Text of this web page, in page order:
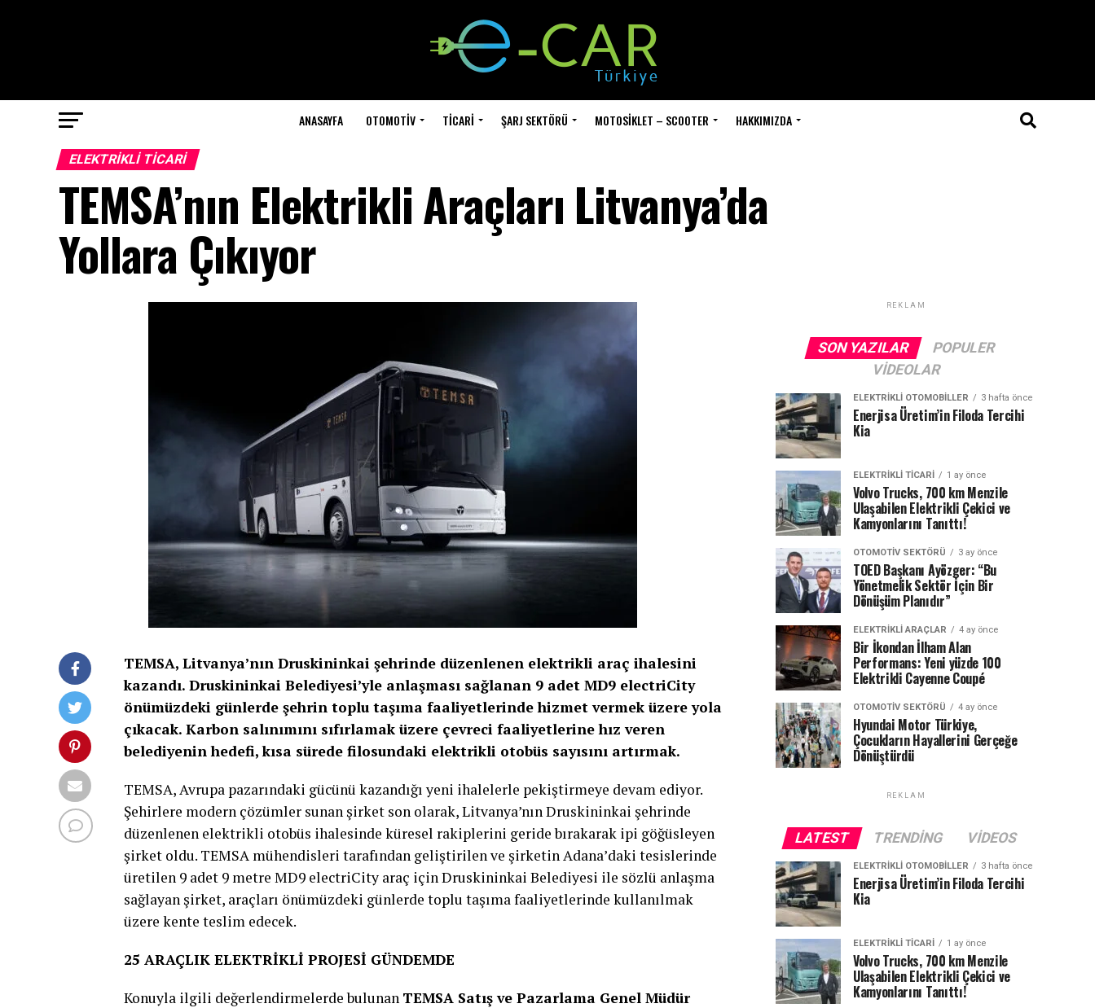
ANASAYFA OTOMOTIV TICARI ŞARJ SEKTÖRÜ MOTOSIKLET – SCOOTER HAKKIMIZDA
ELEKTRIKLI TICARI
TEMSA’nın Elektrikli Araçları Litvanya’da
Yollara Çıkıyor
TEMSA, Litvanya’nın Druskininkai şehrinde düzenlenen elektrikli araç ihalesini
kazandı. Druskininkai Belediyesi’yle anlaşması sağlanan 9 adet MD9 electriCity
önümüzdeki günlerde şehrin toplu taşıma faaliyetlerinde hizmet vermek üzere yola
çıkacak. Karbon salınımını sıfırlamak üzere çevreci faaliyetlerine hız veren
belediyenin hedefi, kısa sürede filosundaki elektrikli otobüs sayısını artırmak.
TEMSA, Avrupa pazarındaki gücünü kazandığı yeni ihalelerle pekiştirmeye devam ediyor.
Şehirlere modern çözümler sunan şirket son olarak, Litvanya’nın Druskininkai şehrinde
düzenlenen elektrikli otobüs ihalesinde küresel rakiplerini geride bırakarak ipi göğüsleyen
şirket oldu. TEMSA mühendisleri tarafından geliştirilen ve şirketin Adana’daki tesislerinde
üretilen 9 adet 9 metre MD9 electriCity araç için Druskininkai Belediyesi ile sözlü anlaşma
sağlayan şirket, araçları önümüzdeki günlerde toplu taşıma faaliyetlerinde kullanılmak
üzere kente teslim edecek.
25 ARAÇLIK ELEKTRİKLİ PROJESİ GÜNDEMDE
Konuyla ilgili değerlendirmelerde bulunan TEMSA Satış ve Pazarlama Genel Müdür
REKLAM
SON YAZILAR
POPULER
VIDEOLAR
ELEKTRIKLI OTOMOBILLER 3 hafta önce
Enerjisa Üretim’in Filoda Tercihi
Kia
ELEKTRIKLI TICARI 1 ay önce
Volvo Trucks, 700 km Menzile
Ulaşabilen Elektrikli Çekici ve
Kamyonlarını Tanıttı!
OTOMOTIV SEKTÖRÜ 3 ay önce
TOED Başkanı Ayözger: “Bu
Yönetmelik Sektör İçin Bir
Dönüşüm Planıdır”
ELEKTRIKLI ARAÇLAR 4 ay önce
Bir İkondan İlham Alan
Performans: Yeni yüzde 100
Elektrikli Cayenne Coupé
OTOMOTIV SEKTÖRÜ 4 ay önce
Hyundai Motor Türkiye,
Çocukların Hayallerini Gerçeğe
Dönüştürdü
REKLAM
LATEST TRENDING VIDEOS
ELEKTRIKLI OTOMOBILLER 3 hafta önce
Enerjisa Üretim’in Filoda Tercihi
Kia
ELEKTRIKLI TICARI 1 ay önce
Volvo Trucks, 700 km Menzile
Ulaşabilen Elektrikli Çekici ve
Kamyonlarını Tanıttı!